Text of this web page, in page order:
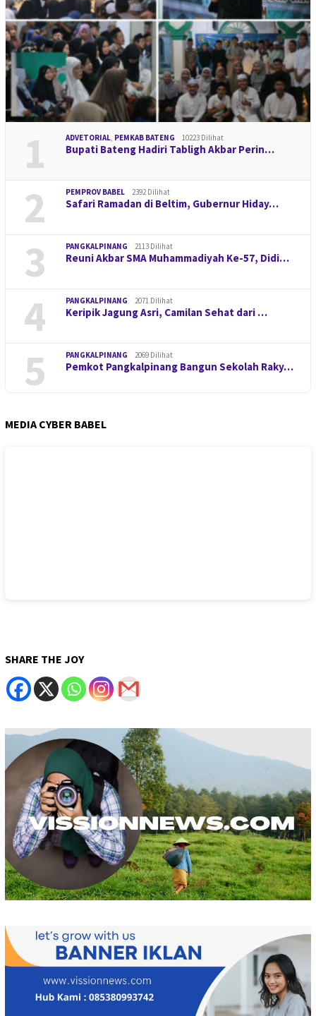
1 ADVETORIAL, PEMKAB BATENG 10223 Dilihat
Bupati Bateng Hadiri Tabligh Akbar Perin…
2 PEMPROV BABEL 2392 Dilihat
Safari Ramadan di Beltim, Gubernur Hiday…
3 PANGKALPINANG 2113 Dilihat
Reuni Akbar SMA Muhammadiyah Ke-57, Didi…
4 PANGKALPINANG 2071 Dilihat
Keripik Jagung Asri, Camilan Sehat dari …
5 PANGKALPINANG 2069 Dilihat
Pemkot Pangkalpinang Bangun Sekolah Raky…
MEDIA CYBER BABEL
SHARE THE JOY